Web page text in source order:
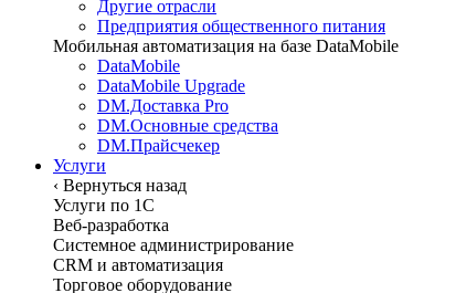
Другие отрасли
Предприятия общественного питания
Мобильная автоматизация на базе DataMobile
DataMobile
DataMobile Upgrade
DM.Доставка Pro
DM.Основные средства
DM.Прайсчекер
Услуги
‹ Вернуться назад
Услуги по 1С
Веб-разработка
Системное администрирование
CRM и автоматизация
Торговое оборудование